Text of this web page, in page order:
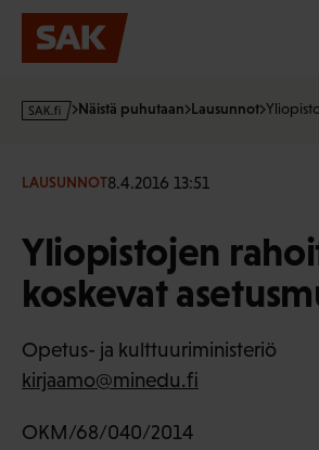
Hyppää
sisältöön
s
·
Näistä puhutaan Lausunnot
LAUSUNNOT8.4.2016 13:51
Yliopistojen
koskevat
Opetus- ja kulttuuriministeriö
kirjaamo@minedu.fi
OKM/68/040/2014